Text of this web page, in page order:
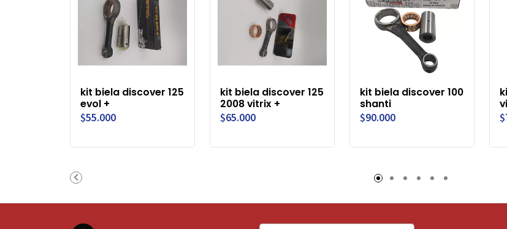
kit biela discover 125
evol +
$55.000
kit biela discover 125
2008 vitrix +
$65.000
kit biela discover 100
shanti
$90.000